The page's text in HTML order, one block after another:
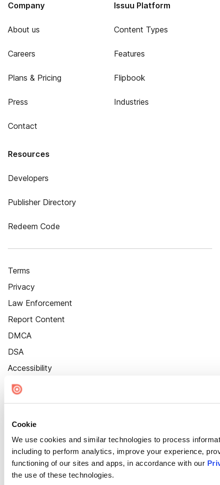
Cookie
We use cookies and similar technologies to process
including to perform analytics, improve your experience,
functioning of our sites and apps, in accordance with our
the use of these technologies.
Company
About us
Careers
Plans & Pricing
Press
Contact
Issuu Platform
Content Types
Features
Flipbook
Industries
Resources
Developers
Publisher Directory
Redeem Code
Terms
Privacy
Law Enforcement
Report Content
DMCA
DSA
Accessibility
Cookie Settings